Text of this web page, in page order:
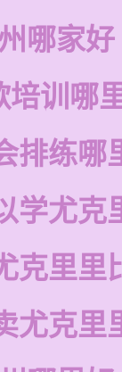
哪家好
训哪
排练哪
学尤克
克里里
尤克里